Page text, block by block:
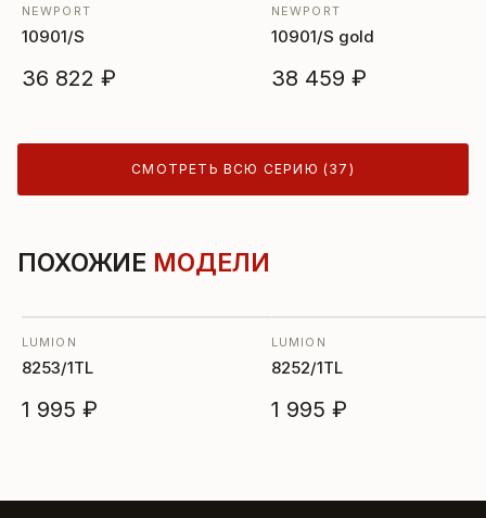
NEWPORT
10901/S
36 822 ₽
NEWPORT
10901/S gold
38 459 ₽
СМОТРЕТЬ ВСЮ СЕРИЮ (37)
ПОХОЖИЕ МОДЕЛИ
LUMION
8253/1TL
1 995 ₽
LUMION
8252/1TL
1 995 ₽